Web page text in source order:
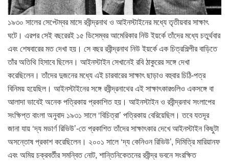
১৯৩০ সালের সেপ্টেম্বর মাসে রবীন্দ্রনাথ ও আইনস্টাইনের মধ্যে তৃতীয়বার সাক্ষাৎ
ঘটে। এরপর সেই বছরেরই ১৫ ডিসেম্বর আমেরিকার নিউ ইয়র্কে তাঁদের মধ্যে চতুর্থবার
এবং শেষবারের মত দেখা হয়। সে বছর রবীন্দ্রনাথ নিউ ইয়র্কে এক চিত্রশিল্পীর বাড়িতে
তাঁর অতিথি হিসাবে ছিলেন। আইনস্টাইন সেখানেই রবি ঠাকুরের সঙ্গে দেখা
করেছিলেন। তাঁদের দুজনের মধ্যে এই চারবারের সাক্ষাৎ ছাড়াও বহুবার চিঠি-পত্র
বিনিময় হয়েছিল। আইনস্টাইনের সঙ্গে রবীন্দ্রনাথের এই সাক্ষাৎকারগুলিও একসঙ্গে বা
আলাদা ভাবেই অনেক পত্রিকায় প্রকাশিত হয়। আইনস্টাইন ও রবীন্দ্রনাথ সংলাপের
সংক্ষিপ্ত বাংলা অনুবাদ ১৯৩১ সালে ‘বিচিত্রা’ পত্রিকায় বেরিয়েছিল। তবে যতদূর
জানা যায় ‘দ্য মডার্ণ রিভিউ’-তে প্রকাশিত তাঁদের সাক্ষাৎকার দেখে আইনস্টাইন কিছুটা
অসন্তোষ প্রকাশ করেছিলেন। ২০০১ সালে ‘দ্য কেনিওন রিভিউ’, দিমিত্রি মারিয়ানফ
এবং অমিয় চক্রবর্তীর সমন্বিত নোট, শান্তিনিকেতনের রবীন্দ্র ভবনে সংরক্ষিত